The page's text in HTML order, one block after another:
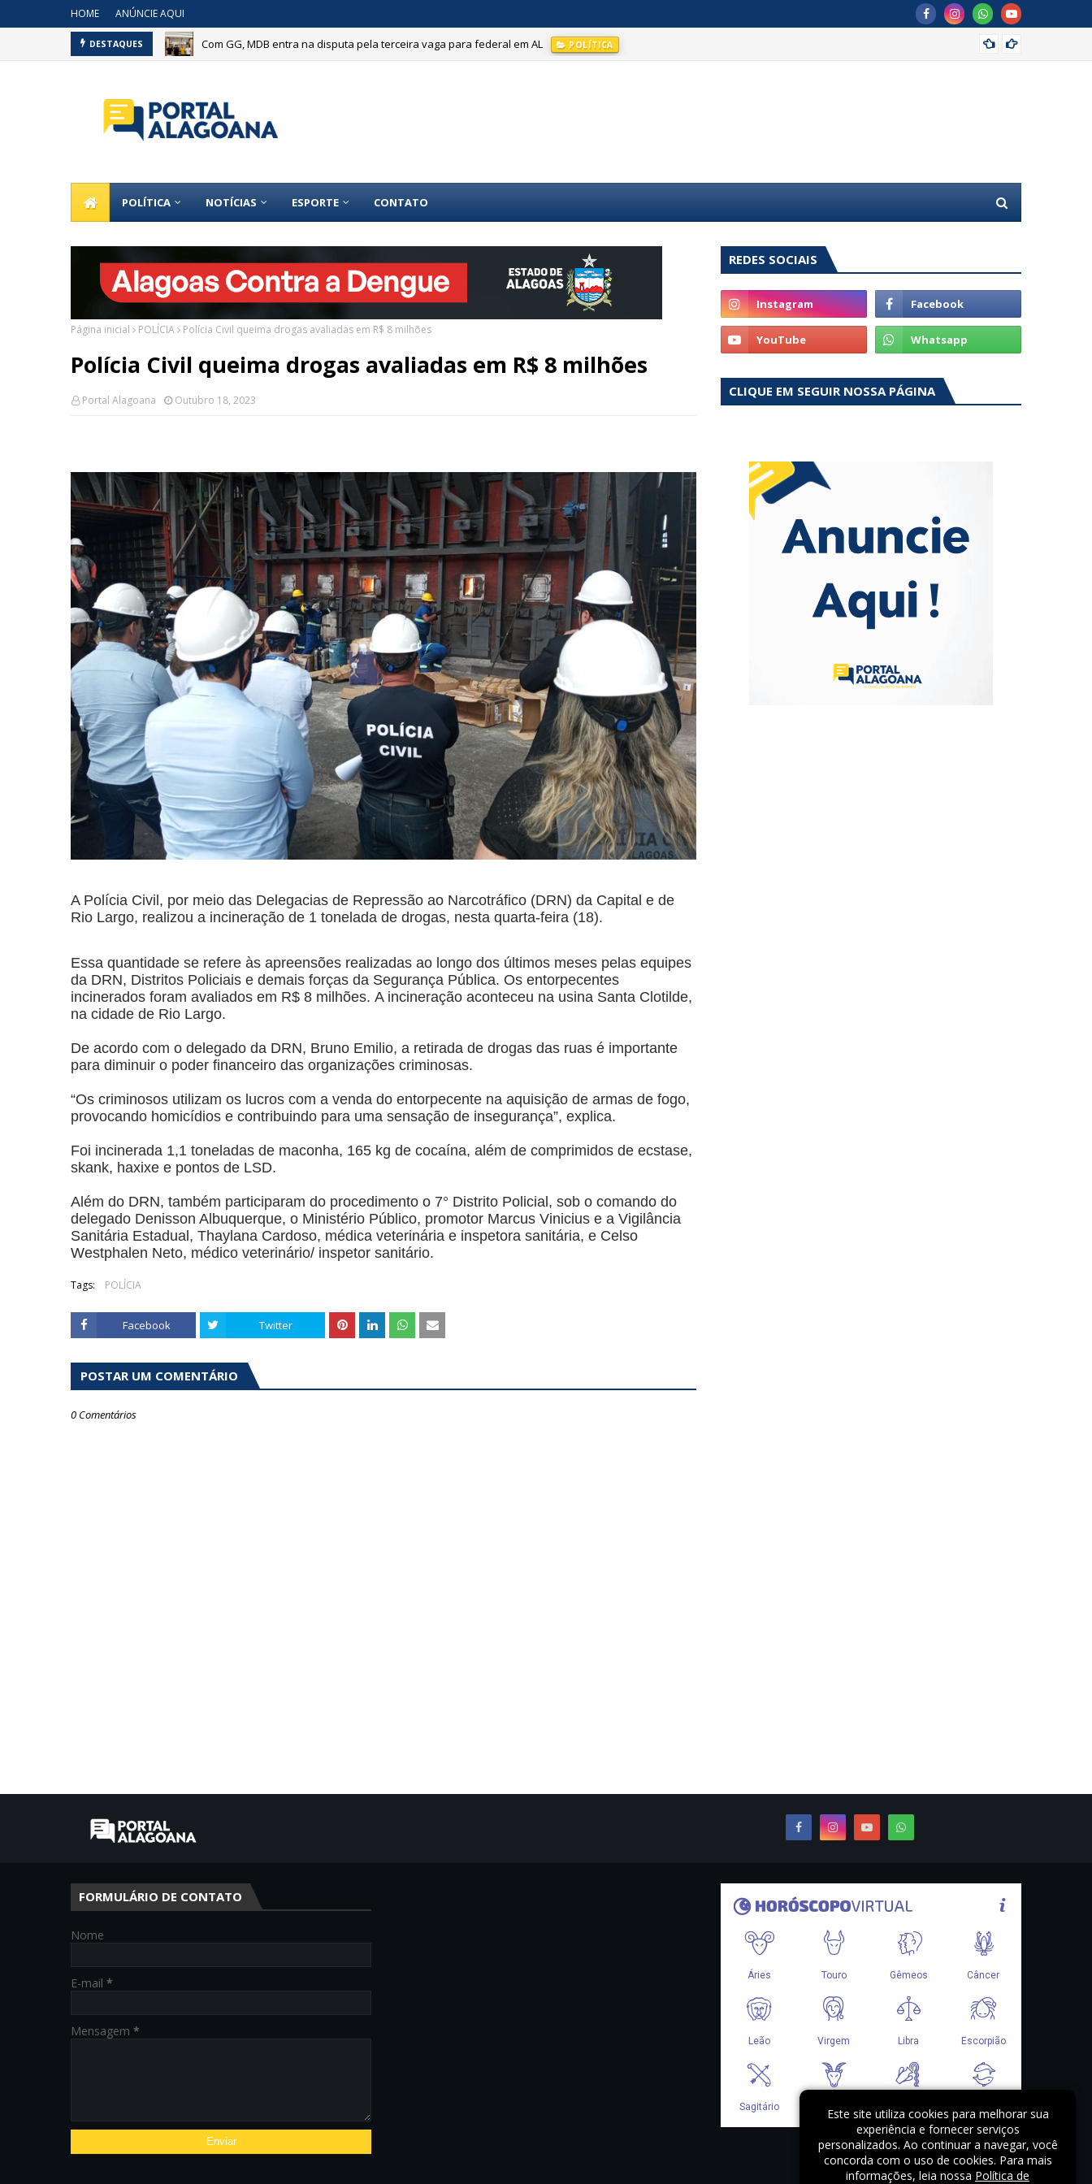
HOME ANÚNCIE AQUI
DESTAQUES Com GG, MDB entra na disputa pela terceira vaga para federal em AL POLÍTICA
POLÍTICA NOTÍCIAS ESPORTE CONTATO
Página inicial POLÍCIA Polícia Civil queima drogas avaliadas em R$ 8 milhões
Polícia Civil queima drogas avaliadas em R$ 8 milhões
Portal Alagoana Outubro 18, 2023
A Polícia Civil, por meio das Delegacias de Repressão ao Narcotráfico (DRN) da Capital e de
Rio Largo, realizou a incineração de 1 tonelada de drogas, nesta quarta-feira (18).
Essa quantidade se refere às apreensões realizadas ao longo dos últimos meses pelas equipes
da DRN, Distritos Policiais e demais forças da Segurança Pública. Os entorpecentes
incinerados foram avaliados em R$ 8 milhões. A incineração aconteceu na usina Santa Clotilde,
na cidade de Rio Largo.
De acordo com o delegado da DRN, Bruno Emilio, a retirada de drogas das ruas é importante
para diminuir o poder financeiro das organizações criminosas.
“Os criminosos utilizam os lucros com a venda do entorpecente na aquisição de armas de fogo,
provocando homicídios e contribuindo para uma sensação de insegurança”, explica.
Foi incinerada 1,1 toneladas de maconha, 165 kg de cocaína, além de comprimidos de ecstase,
skank, haxixe e pontos de LSD.
Além do DRN, também participaram do procedimento o 7° Distrito Policial, sob o comando do
delegado Denisson Albuquerque, o Ministério Público, promotor Marcus Vinicius e a Vigilância
Sanitária Estadual, Thaylana Cardoso, médica veterinária e inspetora sanitária, e Celso
Westphalen Neto, médico veterinário/ inspetor sanitário.
Tags: POLÍCIA
Facebook Twitter
POSTAR UM COMENTÁRIO
0 Comentários
REDES SOCIAIS
CLIQUE EM SEGUIR NOSSA PÁGINA
FORMULÁRIO DE CONTATO
Nome
E-mail *
Mensagem *
Este site utiliza cookies para melhorar sua
experiência e fornecer serviços
personalizados. Ao continuar a navegar, você
concorda com o uso de cookies. Para mais
informações, leia nossa Política de